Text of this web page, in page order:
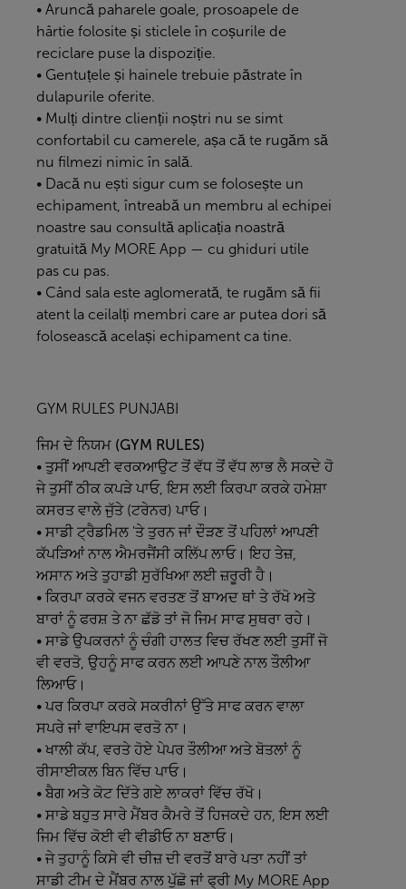
• Aruncă paharele goale, prosoapele de
hârtie folosite și sticlele în coșurile de
reciclare puse la dispoziție.
• Gentuțele și hainele trebuie păstrate în
dulapurile oferite.
• Mulți dintre clienții noștri nu se simt
confortabil cu camerele, așa că te rugăm să
nu filmezi nimic în sală.
• Dacă nu ești sigur cum se folosește un
echipament, întreabă un membru al echipei
noastre sau consultă aplicația noastră
gratuită My MORE App — cu ghiduri utile
pas cu pas.
• Când sala este aglomerată, te rugăm să fii
atent la ceilalți membri care ar putea dori să
folosească același echipament ca tine.
GYM RULES PUNJABI
ਜਿਮ ਦੇ ਨਿਯਮ (GYM RULES)
• ਤੁਸੀਂ ਆਪਣੀ ਵਰਕਆਉਟ ਤੋਂ ਵੱਧ ਤੋਂ ਵੱਧ ਲਾਭ ਲੈ ਸਕਦੇ ਹੋ
ਜੇ ਤੁਸੀਂ ਠੀਕ ਕਪੜੇ ਪਾਓ, ਇਸ ਲਈ ਕਿਰਪਾ ਕਰਕੇ ਹਮੇਸ਼ਾ
ਕਸਰਤ ਵਾਲੇ ਜੁੱਤੇ (ਟਰੇਨਰ) ਪਾਓ।
• ਸਾਡੀ ਟ੍ਰੈਡਮਿਲ 'ਤੇ ਤੁਰਨ ਜਾਂ ਦੌੜਣ ਤੋਂ ਪਹਿਲਾਂ ਆਪਣੀ
ਕੱਪੜਿਆਂ ਨਾਲ ਐਮਰਜੈਂਸੀ ਕਲਿੱਪ ਲਾਓ। ਇਹ ਤੇਜ਼,
ਅਸਾਨ ਅਤੇ ਤੁਹਾਡੀ ਸੁਰੱਖਿਆ ਲਈ ਜ਼ਰੂਰੀ ਹੈ।
• ਕਿਰਪਾ ਕਰਕੇ ਵਜਨ ਵਰਤਣ ਤੋਂ ਬਾਅਦ ਥਾਂ ਤੇ ਰੱਖੋ ਅਤੇ
ਬਾਰਾਂ ਨੂੰ ਫਰਸ਼ ਤੇ ਨਾ ਛੱਡੋ ਤਾਂ ਜੋ ਜਿਮ ਸਾਫ ਸੁਥਰਾ ਰਹੇ।
• ਸਾਡੇ ਉਪਕਰਨਾਂ ਨੂੰ ਚੰਗੀ ਹਾਲਤ ਵਿਚ ਰੱਖਣ ਲਈ ਤੁਸੀਂ ਜੋ
ਵੀ ਵਰਤੋ, ਉਹਨੂੰ ਸਾਫ ਕਰਨ ਲਈ ਆਪਣੇ ਨਾਲ ਤੌਲੀਆ
ਲਿਆਓ।
• ਪਰ ਕਿਰਪਾ ਕਰਕੇ ਸਕਰੀਨਾਂ ਉੱਤੇ ਸਾਫ ਕਰਨ ਵਾਲਾ
ਸਪਰੇ ਜਾਂ ਵਾਇਪਸ ਵਰਤੋ ਨਾ।
• ਖਾਲੀ ਕੱਪ, ਵਰਤੇ ਹੋਏ ਪੇਪਰ ਤੌਲੀਆ ਅਤੇ ਬੋਤਲਾਂ ਨੂੰ
ਰੀਸਾਈਕਲ ਬਿਨ ਵਿੱਚ ਪਾਓ।
• ਬੈਗ ਅਤੇ ਕੋਟ ਦਿੱਤੇ ਗਏ ਲਾਕਰਾਂ ਵਿੱਚ ਰੱਖੋ।
• ਸਾਡੇ ਬਹੁਤ ਸਾਰੇ ਮੈਂਬਰ ਕੈਮਰੇ ਤੋਂ ਹਿਜਕਦੇ ਹਨ, ਇਸ ਲਈ
ਜਿਮ ਵਿੱਚ ਕੋਈ ਵੀ ਵੀਡੀਓ ਨਾ ਬਣਾਓ।
• ਜੇ ਤੁਹਾਨੂੰ ਕਿਸੇ ਵੀ ਚੀਜ਼ ਦੀ ਵਰਤੋਂ ਬਾਰੇ ਪਤਾ ਨਹੀਂ ਤਾਂ
ਸਾਡੀ ਟੀਮ ਦੇ ਮੈਂਬਰ ਨਾਲ ਪੁੱਛੋ ਜਾਂ ਫ੍ਰੀ My MORE App